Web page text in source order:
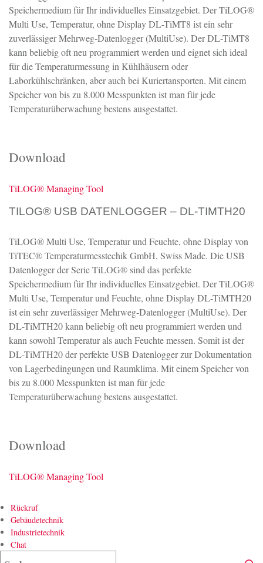
Speichermedium für Ihr individuelles Einsatzgebiet. Der TiLOG®
Multi Use, Temperatur, ohne Display DL-TiMT8 ist ein sehr
zuverlässiger Mehrweg-Datenlogger (MultiUse). Der DL-TiMT8
kann beliebig oft neu programmiert werden und eignet sich ideal
für die Temperaturmessung in Kühlhäusern oder
Laborkühlschränken, aber auch bei Kuriertansporten. Mit einem
Speicher von bis zu 8.000 Messpunkten ist man für jede
Temperaturüberwachung bestens ausgestattet.
Download
TiLOG® Managing Tool
TILOG® USB DATENLOGGER – DL-TIMTH20
TiLOG® Multi Use, Temperatur und Feuchte, ohne Display von
TiTEC® Temperaturmesstechik GmbH, Swiss Made. Die USB
Datenlogger der Serie TiLOG® sind das perfekte
Speichermedium für Ihr individuelles Einsatzgebiet. Der TiLOG®
Multi Use, Temperatur und Feuchte, ohne Display DL-TiMTH20
ist ein sehr zuverlässiger Mehrweg-Datenlogger (MultiUse). Der
DL-TiMTH20 kann beliebig oft neu programmiert werden und
kann sowohl Temperatur als auch Feuchte messen. Somit ist der
DL-TiMTH20 der perfekte USB Datenlogger zur Dokumentation
von Lagerbedingungen und Raumklima. Mit einem Speicher von
bis zu 8.000 Messpunkten ist man für jede
Temperaturüberwachung bestens ausgestattet.
Download
TiLOG® Managing Tool
Rückruf
Gebäudetechnik
Industrietechnik
Chat